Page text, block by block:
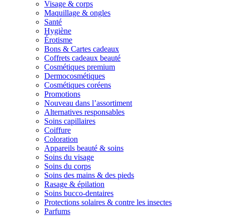
Visage & corps
Maquillage & ongles
Santé
Hygiène
Érotisme
Bons & Cartes cadeaux
Coffrets cadeaux beauté
Cosmétiques premium
Dermocosmétiques
Cosmétiques coréens
Promotions
Nouveau dans l’assortiment
Alternatives responsables
Soins capillaires
Coiffure
Coloration
Appareils beauté & soins
Soins du visage
Soins du corps
Soins des mains & des pieds
Rasage & épilation
Soins bucco-dentaires
Protections solaires & contre les insectes
Parfums